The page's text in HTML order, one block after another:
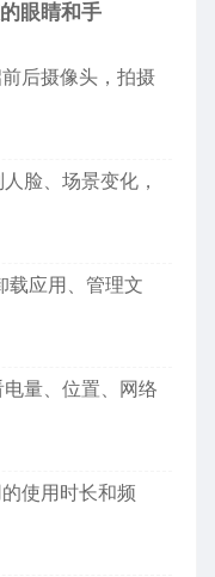
眼睛和手
后摄像头，拍摄
人脸、场景变化，
载应用、管理文
电量、位置、网络
使用时长和频